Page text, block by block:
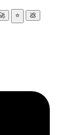
⭐ 💩